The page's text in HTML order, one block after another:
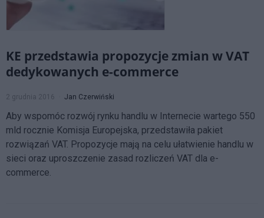
KE przedstawia propozycje zmian w VAT
dedykowanych e-commerce
2 grudnia 2016 Jan Czerwiński
Aby wspomóc rozwój rynku handlu w Internecie wartego 550
mld rocznie Komisja Europejska, przedstawiła pakiet
rozwiązań VAT. Propozycje mają na celu ułatwienie handlu w
sieci oraz uproszczenie zasad rozliczeń VAT dla e-
commerce.